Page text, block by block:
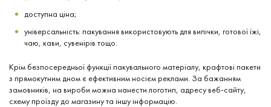
доступна ціна;
універсальність: пакування використовують для випічки, готової їжі,
чаю, кави, сувенірів тощо.
Крім безпосередньої функції пакувального матеріалу, крафтові пакети
з прямокутним дном є ефективним носієм реклами. За бажанням
замовників, на вироби можна нанести логотип, адресу веб-сайту,
схему проїзду до магазину та іншу інформацію.